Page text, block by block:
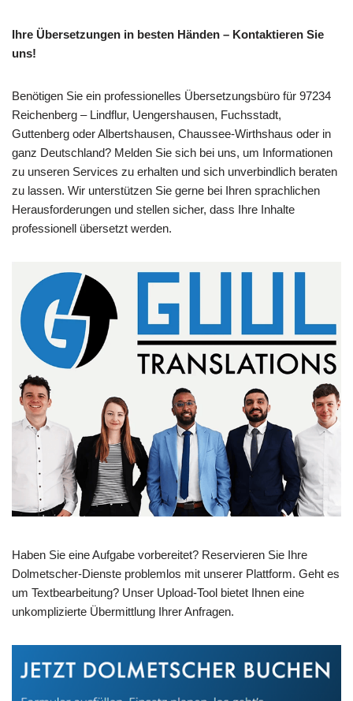
Ihre Übersetzungen in besten Händen – Kontaktieren Sie
uns!
Benötigen Sie ein professionelles Übersetzungsbüro für 97234
Reichenberg – Lindflur, Uengershausen, Fuchsstadt,
Guttenberg oder Albertshausen, Chaussee-Wirthshaus oder in
ganz Deutschland? Melden Sie sich bei uns, um Informationen
zu unseren Services zu erhalten und sich unverbindlich beraten
zu lassen. Wir unterstützen Sie gerne bei Ihren sprachlichen
Herausforderungen und stellen sicher, dass Ihre Inhalte
professionell übersetzt werden.
Haben Sie eine Aufgabe vorbereitet? Reservieren Sie Ihre
Dolmetscher-Dienste problemlos mit unserer Plattform. Geht es
um Textbearbeitung? Unser Upload-Tool bietet Ihnen eine
unkomplizierte Übermittlung Ihrer Anfragen.